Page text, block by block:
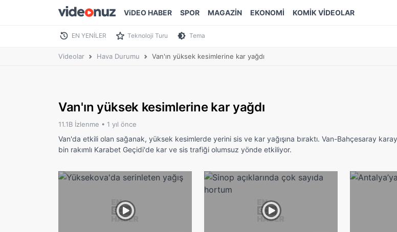
ViDEO HABER SPOR MAGAZİN EKONOMİ KOMİK VİDEOLAR
EN YENİLER Teknoloji Turu Tema
Videolar Hava Durumu Van'ın yüksek kesimlerine kar yağdı
Van'ın yüksek kesimlerine kar yağdı
11.1B İzlenme • 1 yıl önce
Van'da etkili olan sağanak, yüksek kesimlerde yerini sis ve kar yağışına bıraktı. Van-Bahçesaray
bin rakımlı Karabet Geçidi'de kar ve sis trafiği olumsuz yönde etkiliyor.